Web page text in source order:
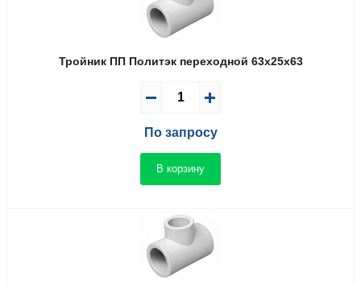
Тройник ПП Политэк переходной 63x25x63
По запросу
В корзину